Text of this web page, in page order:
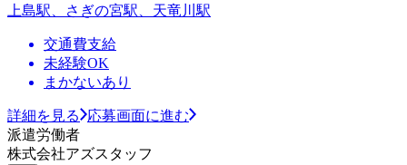
上島駅、さぎの宮駅、天竜川駅
交通費支給
未経験OK
まかないあり
詳細を見る
応募画面に進む
派遣労働者
株式会社アズスタッフ